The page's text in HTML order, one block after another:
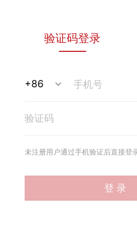
验证码登录
未注册用户通过手机验证后直接登录
登 录